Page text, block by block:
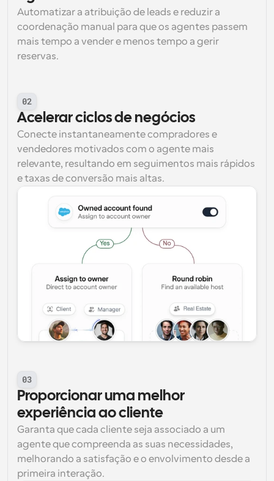
Automatizar a atribuição de leads e reduzir a
coordenação manual para que os agentes passem
mais tempo a vender e menos tempo a gerir
reservas.
02
Acelerar ciclos de negócios
Conecte instantaneamente compradores e
vendedores motivados com o agente mais
relevante, resultando em seguimentos mais rápidos
e taxas de conversão mais altas.
03
Proporcionar uma melhor
experiência ao cliente
Garanta que cada cliente seja associado a um
agente que compreenda as suas necessidades,
melhorando a satisfação e o envolvimento desde a
primeira interação.